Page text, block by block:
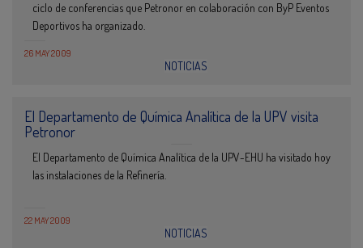
ciclo de conferencias que Petronor en colaboración con ByP Eventos
Deportivos ha organizado.
26 MAY 2009
NOTICIAS
El Departamento de Química Analítica de la UPV visita
Petronor
El Departamento de Química Analítica de la UPV-EHU ha visitado hoy
las instalaciones de la Refinería.
22 MAY 2009
NOTICIAS